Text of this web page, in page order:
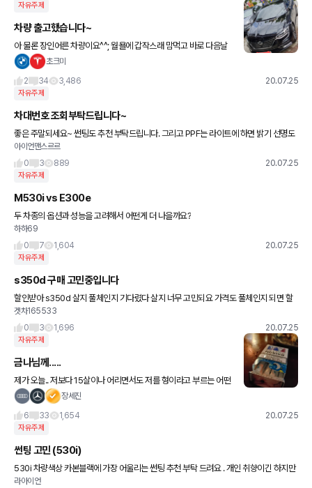
자유주제
차량 출고했습니다~
아 물론 장인어른 차량이요^^; 월욜에 갑작스래 맘먹고 바로 다음날
저녁 같이 가서 계약한지 3일만에 출고되고 서울로 탁송되서 틴팅,
초크미
2
34 3,486 20.07.25
자유주제
차대번호 조회부탁드립니다~
좋은 주말되세요~ 썬팅도 추천 부탁드립니다. 그리고 PPF는 라이트에 하면 밝기 선명도
에 지장 없을까요?
아이언맨스르르
0
3 889 20.07.25
자유주제
M530i vs E300e
두 차종의 옵션과 성능을 고려해서 어떤게 더 나을까요?
하하69
0
7 1,604 20.07.25
자유주제
s350d 구매 고민중입니다
할인받아 s350d 살지 풀체인지 기다렸다 살지 너무 고민되요 가격도 풀체인지 되면 할
인없고 가격인상까지 되니 사야되나 강하게 고민되네요
겟차165533
0
3 1,696 20.07.25
자유주제
금나님께.....
제가 오늘.. 저보다 15살이나 어리면서도 저를 형이라고 부르는 어떤
한 젊은이를 만나봤습니다.. 처음 만난 사람이지만 워낙 그 양반이 쓴
장세진
6
33 1,654 20.07.25
자유주제
썬팅 고민 (530i)
530i 차량색상 카본블랙에 가장 어울리는 썬팅 추천 부탁 드려요 . 개인 취향이긴 하지만
선택의 폭이 너무 넓으니 어렵네요 ㅠㅠ
라아이언